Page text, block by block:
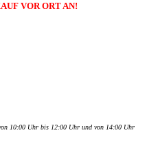
VOR ORT AN!
10:00 Uhr bis 12:00 Uhr und von 14:00 Uhr